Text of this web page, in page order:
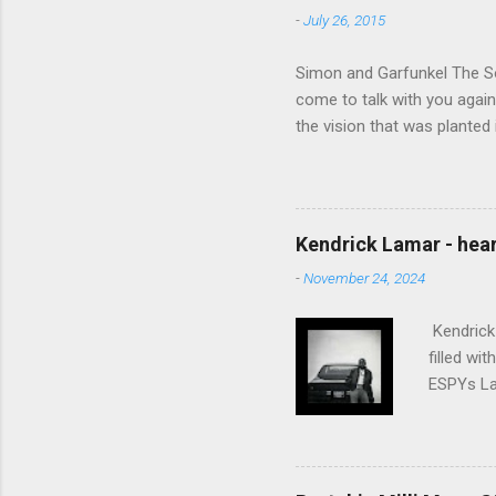
-July 26, 2015
Simon and Garfunkel The
come to talk with you
the vision that was
touched the sound of
talking without speaking,
cancer grows. Hear my
Kendrick Lamar -
-November 24, 2024
filled
ESPYs
him
get Jay